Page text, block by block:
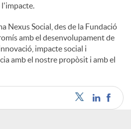
Nexus Social, des de la Fundació
amb el desenvolupament de
impacte social i
amb el nostre propòsit i amb el